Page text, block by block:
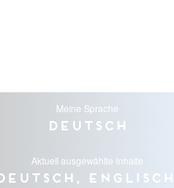
Meine Sprache
Deutsch
Aktuell ausgewählte Inhalte
Englisch,